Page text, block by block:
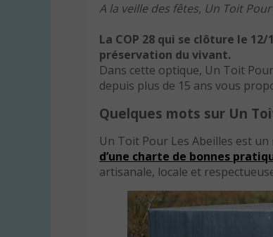
A la veille des fêtes, Un Toit
La COP 28 qui se clôture le
préservation du vivant.
Dans cette optique, Un Toit
depuis plus de 15 ans vous
Quelques mots sur Un
Un Toit Pour Les Abeilles est
d’une charte de bonnes
artisanale, locale et